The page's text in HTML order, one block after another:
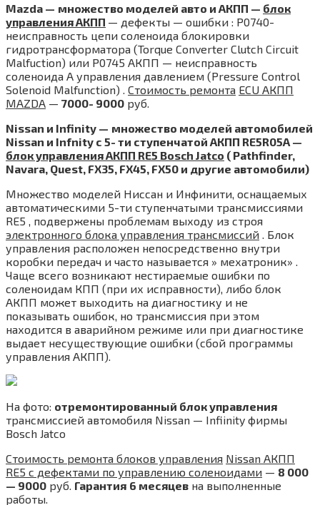
Mazda — множество моделей авто и АКПП — блок
управления АКПП — дефекты — ошибки : P0740-
неисправность цепи соленоида блокировки
гидротрансформатора (Torque Converter Clutch Circuit
Malfuction) или P0745 АКПП — неисправность
соленоида А управления давлением (Pressure Control
Solenoid Malfunction) . Стоимость ремонта ECU АКПП
MAZDA — 7000- 9000 руб.
Nissan и Infinity — множество моделей автомобилей
Nissan и Infnity с 5- ти ступенчатой АКПП RE5R05A —
блок управления АКПП RE5 Bosch Jatco ( Pathfinder,
Navara, Quest, FX35, FX45, FX50 и другие автомобили)
Множество моделей Ниссан и Инфинити, оснащаемых
автоматическими 5-ти ступенчатыми трансмиссиями
RE5 , подвержены проблемам выходу из строя
электронного блока управления трансмиссий . Блок
управления расположен непосредственно внутри
коробки передач и часто называется » мехатроник» .
Чаще всего возникают нестираемые ошибки по
соленоидам КПП (при их исправности), либо блок
АКПП может выходить на диагностику и не
показывать ошибок, но трансмиссия при этом
находится в аварийном режиме или при диагностике
выдает несуществующие ошибки (сбой программы
управления АКПП).
На фото: отремонтированный блок управления
трансмиссией автомобиля Nissan — Infiinity фирмы
Bosch Jatco
Стоимость ремонта блоков управления Nissan АКПП
RE5 c дефектами по управлению соленоидами — 8 000
— 9000 руб. Гарантия 6 месяцев на выполненные
работы.